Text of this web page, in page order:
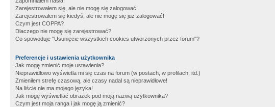
Zarejestrowałem się, ale nie mogę się zalogować!
Zarejestrowałem się kiedyś, ale nie mogę się już zalogować!
Czym jest COPPA?
Dlaczego nie mogę się zarejestrować?
Co spowoduje "Usunięcie wszystkich cookies utworzonych przez forum"?
Preferencje i ustawienia użytkownika
Jak mogę zmienić moje ustawienia?
Nieprawidłowo wyświetla mi się czas na forum (w postach, w profilach, itd.)
Zmieniłem strefę czasową, ale czasy nadal są nieprawidłowe!
Na liście nie ma mojego języka!
Jak mogę wyświetlać obrazek pod moją nazwą użytkownika?
Czym jest moja ranga i jak mogę ją zmienić?